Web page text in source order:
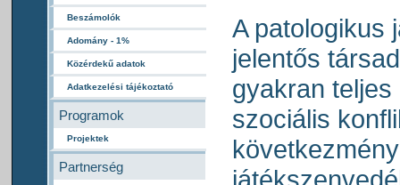
Beszámolók
Adomány - 1%
Közérdekű adatok
Adatkezelési tájékoztató
Programok
Projektek
Partnerség
A patologikus
jelentős
gyakran
szociális